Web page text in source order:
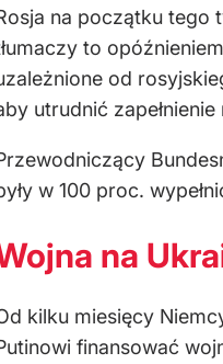
na początku tego
to
od
utrudnić
w 100 proc.
na
kilku miesięcy
finansować